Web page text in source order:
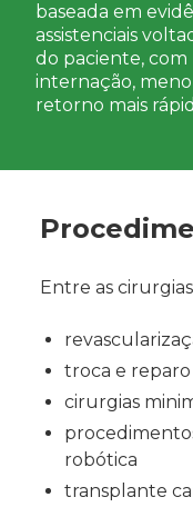
baseada em
assistenciais
do paciente,
internação,
retorno mais
Entre as
troca e
cirurgias
robótica
transplante